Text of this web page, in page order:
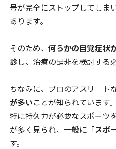
号が完全にストップしてしま
あります。
そのため、 何らかの自覚症状
診し、治療の是非を検討する
ちなみに、プロのアスリート
が多いことが知られています。
特に持久力が必要なスポーツ
が多く見られ、一般に「スポ
す。